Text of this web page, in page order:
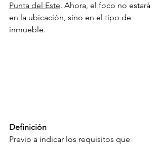
Punta del Este. Ahora, el foco no estará
en la ubicación, sino en el tipo de
inmueble.
Definición
Previo a indicar los requisitos que